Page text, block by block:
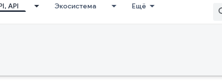
API Экосистема Ещё